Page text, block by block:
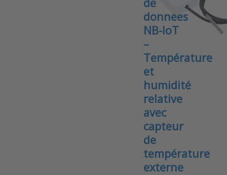
données
NB-IoT
–
Température
et
humidité
relative
avec
capteur
de
température
externe